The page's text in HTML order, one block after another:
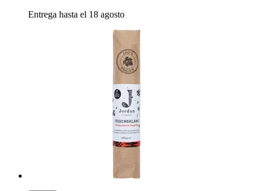
Entrega hasta el 18 agosto